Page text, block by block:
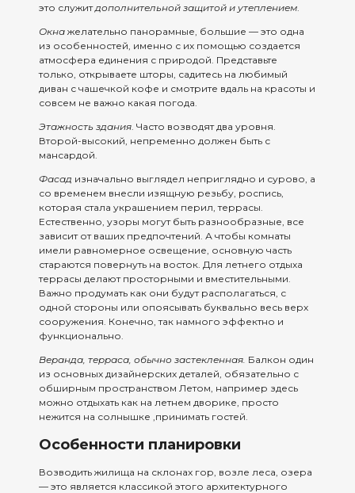
это служитдополнительной защитой и утеплением
Окна желательно панорамные, большие — это одна
из особенностей, именно с их помощью создается
атмосфера единения с природой. Представьте
только, открываете шторы, садитесь на любимый
диван с чашечкой кофе и смотрите вдаль на красоты и
совсем не важно какая погода.
Этажность здания . Часто возводят два уровня.
Второй-высокий, непременно должен быть с
мансардой.
Фасад изначально выглядел неприглядно и сурово, а
со временем внесли изящную резьбу, роспись,
которая стала украшением перил, террасы.
Естественно, узоры могут быть разнообразные, все
зависит от ваших предпочтений. А чтобы комнаты
имели равномерное освещение, основную часть
стараются повернуть на восток. Для летнего отдыха
террасы делают просторными и вместительными.
Важно продумать как они будут располагаться, с
одной стороны или опоясывать буквально весь верх
сооружения. Конечно, так намного эффектно и
функционально.
Веранда, терраса, обычно застекленная. Балкон один
из основных дизайнерских деталей, обязательно с
обширным пространством Летом, например здесь
можно отдыхать как на летнем дворике, просто
нежится на солнышке ,принимать гостей.
Особенности планировки
Возводить жилища на склонах гор, возле леса, озера
— это является классикой этого архитектурного